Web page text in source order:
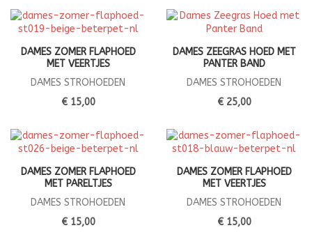
DAMES ZOMER FLAPHOED
MET VEERTJES
DAMES STROHOEDEN
€ 15,00
DAMES ZEEGRAS HOED MET
PANTER BAND
DAMES STROHOEDEN
€ 25,00
DAMES ZOMER FLAPHOED
MET PARELTJES
DAMES STROHOEDEN
€ 15,00
DAMES ZOMER FLAPHOED
MET VEERTJES
DAMES STROHOEDEN
€ 15,00